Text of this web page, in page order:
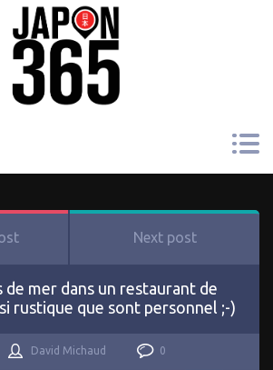
Next post
mer dans un restaurant de
rustique que sont personnel ;-)
David Michaud 0